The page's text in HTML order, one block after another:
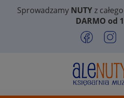
Sprowadzamy NUTYz
DARMO od